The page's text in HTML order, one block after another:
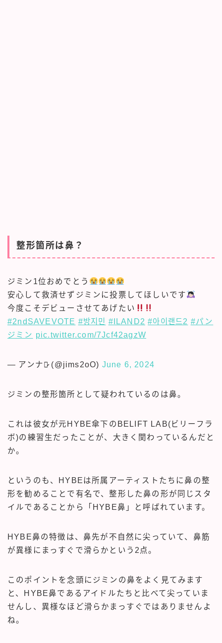
整形箇所は鼻？
ジミン1位おめでとう
安心して救済せずジミンに投票してほしいです
今度こそデビューさせてあげたい
#2ndSAVEVOTE #방지민 #ILAND2 #아이랜드2 #パン
ジミン pic.twitter.com/7Jcf42agzW
— アンナ♡̷̷ (@jims2oO) June 6, 2024
ジミンの整形箇所として疑われているのは鼻。
これは彼女が元HYBE傘下のBELIFT LAB(ビリーフラ
ボ)の練習生だったことが、大きく関わっているんだと
か。
というのも、HYBEは所属アーティストたちに鼻の整
形を勧めることで有名で、整形した鼻の形が同じスタ
イルであることから「HYBE鼻」と呼ばれています。
HYBE鼻の特徴は、鼻先が不自然に尖っていて、鼻筋
が異様にまっすぐで滑らかという2点。
このポイントを念頭にジミンの鼻をよく見てみます
と、HYBE鼻であるアイドルたちと比べて尖っていま
せんし、異様なほど滑らかまっすぐではありませんよ
ね。